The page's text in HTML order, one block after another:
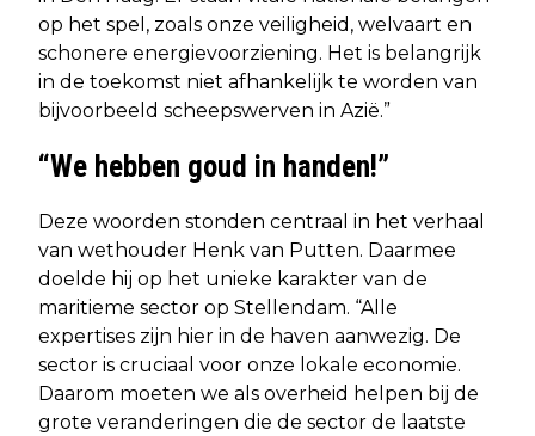
op het spel, zoals onze veiligheid, welvaart en
schonere energievoorziening. Het is belangrijk
in de toekomst niet afhankelijk te worden van
bijvoorbeeld scheepswerven in Azië.”
“We hebben goud in handen!”
Deze woorden stonden centraal in het verhaal
van wethouder Henk van Putten. Daarmee
doelde hij op het unieke karakter van de
maritieme sector op Stellendam. “Alle
expertises zijn hier in de haven aanwezig. De
sector is cruciaal voor onze lokale economie.
Daarom moeten we als overheid helpen bij de
grote veranderingen die de sector de laatste